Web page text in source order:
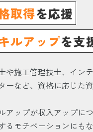
取得を応援
ルアップを支
や施工管理技士、イン
ーなど、資格に応じた
アップが収入アップに
るモチベーションにもな